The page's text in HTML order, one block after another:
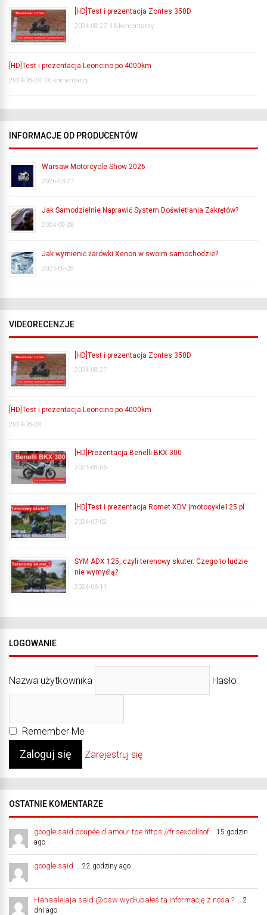
[HD]Test i prezentacja Zontes 350D
2024-08-27 16 komentarzy
[HD]Test i prezentacja Leoncino po 4000km
2024-08-20 20 komentarzy
INFORMACJE OD PRODUCENTÓW
Warsaw Motorcycle Show 2026
2026-03-27
Jak Samodzielnie Naprawić System Doświetlania Zakrętów?
2024-09-28
Jak wymienić żarówki Xenon w swoim samochodzie?
2024-09-28
VIDEORECENZJE
[HD]Test i prezentacja Zontes 350D
2024-08-27
[HD]Test i prezentacja Leoncino po 4000km
2024-08-20
[HD]Prezentacja Benelli BKX 300
2024-08-06
[HD]Test i prezentacja Romet XDV |motocykle125.pl
2024-07-02
SYM ADX 125, czyli terenowy skuter. Czego to ludzie
nie wymyślą?
2024-06-11
LOGOWANIE
Nazwa użytkownika Hasło
Remember Me
Zarejestruj się
OSTATNIE KOMENTARZE
google said poupée d'amour tpe https://fr.sexdollsof...
15 godzin
ago
google said ... 22 godziny ago
Hahaalejaja said @bsw wydłubałeś tą informację z nosa ? ...
2
dni ago